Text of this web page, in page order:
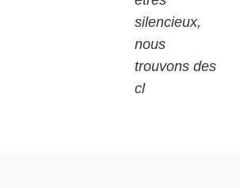
silencieux,
nous
trouvons des
cl